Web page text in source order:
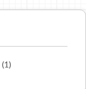
(1)